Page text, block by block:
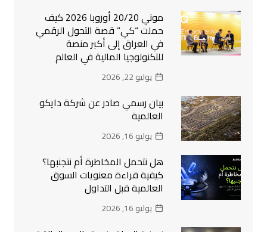
موني 20/20 أوروبا 2026 كيف
حملت “كي” قصة التحول الرقمي
في العراق إلى أكبر منصة
للتكنولوجيا المالية في العالم
يوليو 22, 2026
بيان رسمي صادر عن شركة دايكو
العالمية
يوليو 16, 2026
هل نتحمل المخاطرة أم نتجنبها؟
كيفية قراءة معنويات السوق
العالمية قبل التداول
يوليو 16, 2026